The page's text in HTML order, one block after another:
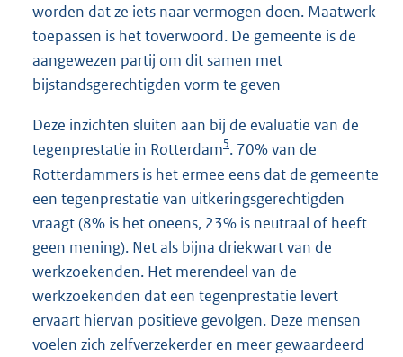
worden dat ze iets naar vermogen doen. Maatwerk
toepassen is het toverwoord. De gemeente is de
aangewezen partij om dit samen met
bijstandsgerechtigden vorm te geven
Deze inzichten sluiten aan bij de evaluatie van de
tegenprestatie in Rotterdam5. 70% van de
Rotterdammers is het ermee eens dat de gemeente
een tegenprestatie van uitkeringsgerechtigden
vraagt (8% is het oneens, 23% is neutraal of heeft
geen mening). Net als bijna driekwart van de
werkzoekenden. Het merendeel van de
werkzoekenden dat een tegenprestatie levert
ervaart hiervan positieve gevolgen. Deze mensen
voelen zich zelfverzekerder en meer gewaardeerd